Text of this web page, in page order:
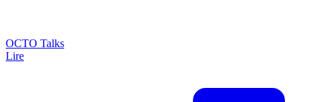
OCTO Talks
Lire